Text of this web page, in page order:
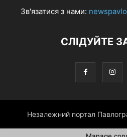
Зв'язатися з нами:
СЛІДУЙТЕ
Незалежний портал